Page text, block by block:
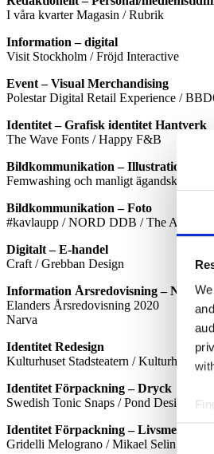
Consent
I våra kvarter Magasin / Rubrik
Information – digital
Visit Stockholm / Fröjd Interactive
Event – Visual Merchandising
Polestar Digital Retail Experience /
Identitet – Grafisk identitet Hantverk
The Wave Fonts / Happy F&B
Bildkommunikation – Illustration och
Femwashing och manligt ägandskap /
Bildkommunikation – Foto
#kavlaupp / NORD DDB / The Amazing
Digitalt – E-handel
Craft / Grebban Design
Information Årsredovisning –
Elanders Årsredovisning 2020
Narva
Identitet Redesign
Kulturhuset Stadsteatern / Kulturhuset
Identitet Förpackning – Dryck
Swedish Tonic Snaps / Pond Design
Identitet Förpackning – Livsmedel
Gridelli Melograno / Mikael Selin Design